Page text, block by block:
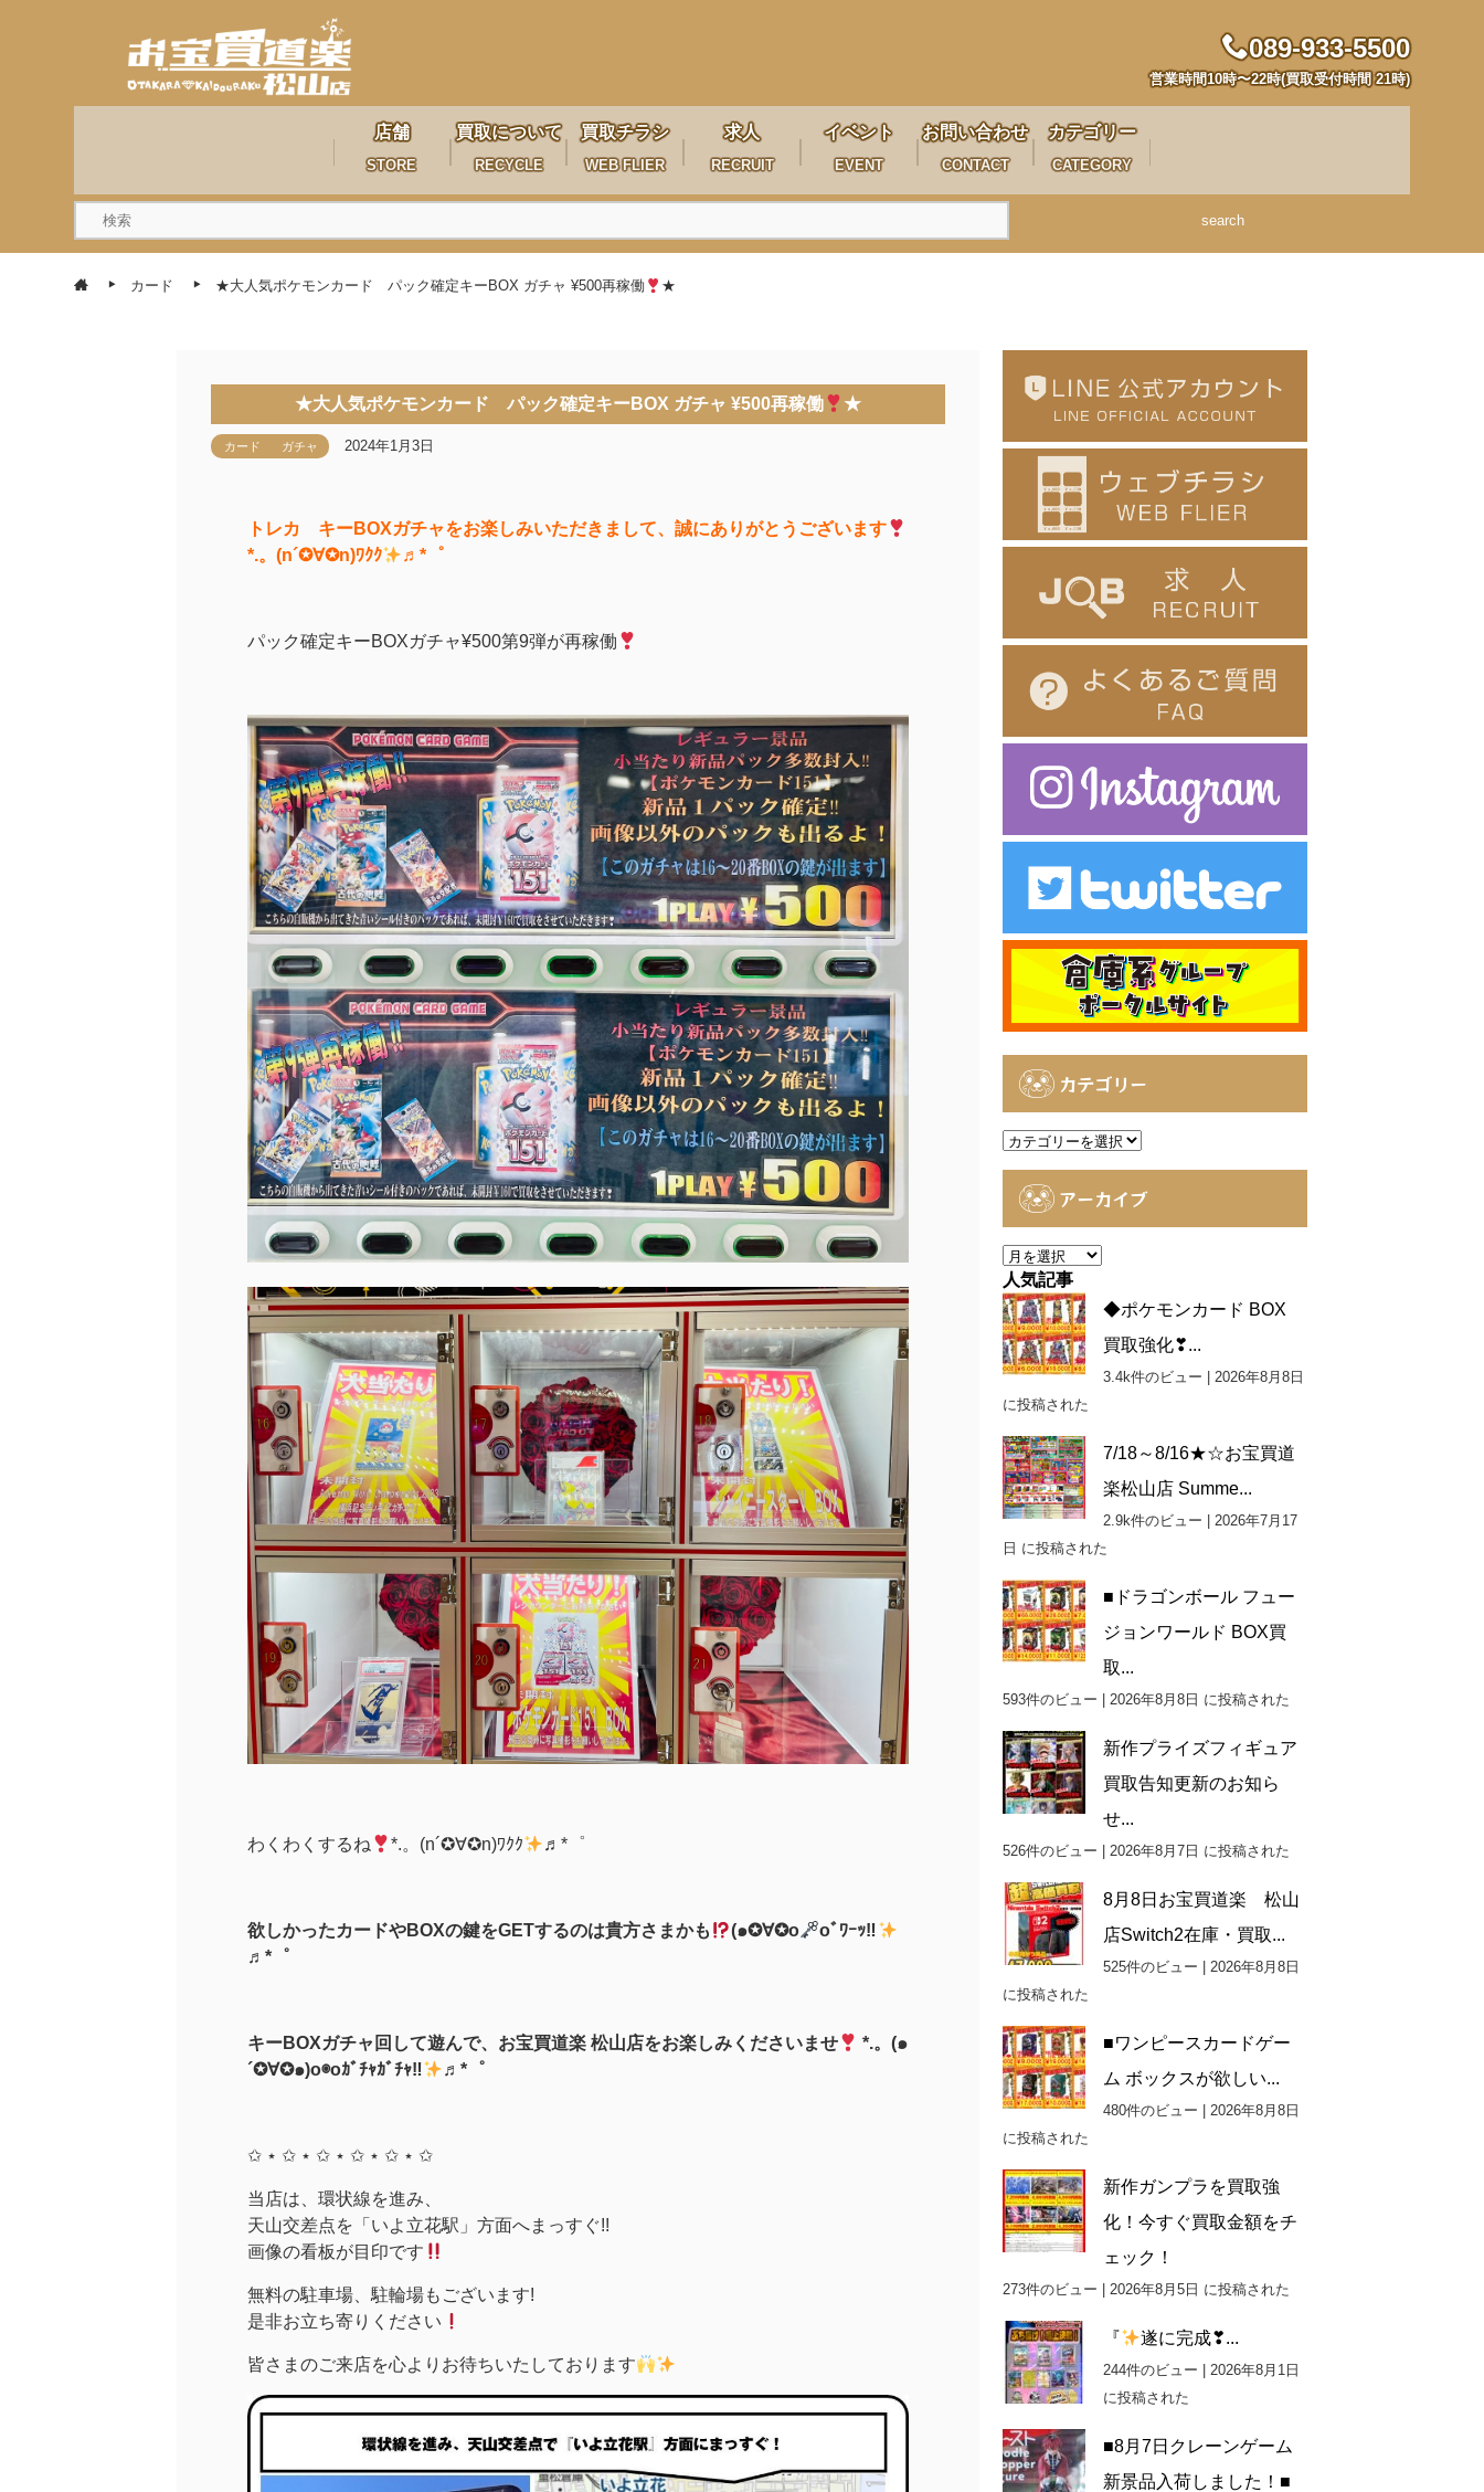
089-933-5500
営業時間10時〜22時(買取受付時間 21時)
店舗
STORE
買取について
RECYCLE
買取チラシ
WEB FLIER
求人
RECRUIT
イベント
EVENT
お問い合わせ
CONTACT
カテゴリー
CATEGORY
search
カード ★大人気ポケモンカード パック確定キーBOX ガチャ ¥500再稼働 ★
★大人気ポケモンカード パック確定キーBOX ガチャ ¥500再稼働 ★
カード ガチャ 2024年1月3日
トレカ キーBOXガチャをお楽しみいただきまして、誠にありがとうございます
*.。(n´✪∀✪n)ﾜｸｸ
♬*゜
パック確定キーBOXガチャ¥500第9弾が再稼働
わくわくするね *.。(n´✪∀✪n)ﾜｸｸ ♬*゜
欲しかったカードやBOXの鍵をGETするのは貴方さまかも (๑✪∀✪o
oﾞﾜｰｯ‼
♬*゜
キーBOXガチャ回して遊んで、お宝買道楽 松山店をお楽しみくださいませ
*.。(๑
´✪∀✪๑)o◉oｶﾞﾁｬｶﾞﾁｬ‼
♬*゜
✩ ⋆ ✩ ⋆ ✩ ⋆ ✩ ⋆ ✩ ⋆ ✩
当店は、環状線を進み、
天山交差点を「いよ立花駅」方面へまっすぐ!!
画像の看板が目印です
無料の駐車場、駐輪場もございます!
是非お立ち寄りください
皆さまのご来店を心よりお待ちいたしております
カテゴリー
カ
アーカイブ
ア
ー
カ
イ
ブ
人気記事
◆ポケモンカード BOX
買取強化❣...
3.4k件のビュー
2026年8月8日
に投稿された
7/18～8/16★☆お宝買道
楽松山店 Summe...
2.9k件のビュー
2026年7月17
日 に投稿された
■ドラゴンボール フュー
ジョンワールド BOX買
取...
593件のビュー 2026年8月8日 に投稿された
新作プライズフィギュア
買取告知更新のお知ら
せ...
526件のビュー 2026年8月7日 に投稿された
8月8日お宝買道楽 松山
店Switch2在庫・買取...
525件のビュー
2026年8月8日
に投稿された
■ワンピースカードゲー
ム ボックスが欲しい...
480件のビュー
2026年8月8日
に投稿された
新作ガンプラを買取強
化！今すぐ買取金額をチ
ェック！
273件のビュー 2026年8月5日 に投稿された
『 遂に完成❣...
244件のビュー
2026年8月1日
に投稿された
■8月7日クレーンゲーム
新景品入荷しました！■